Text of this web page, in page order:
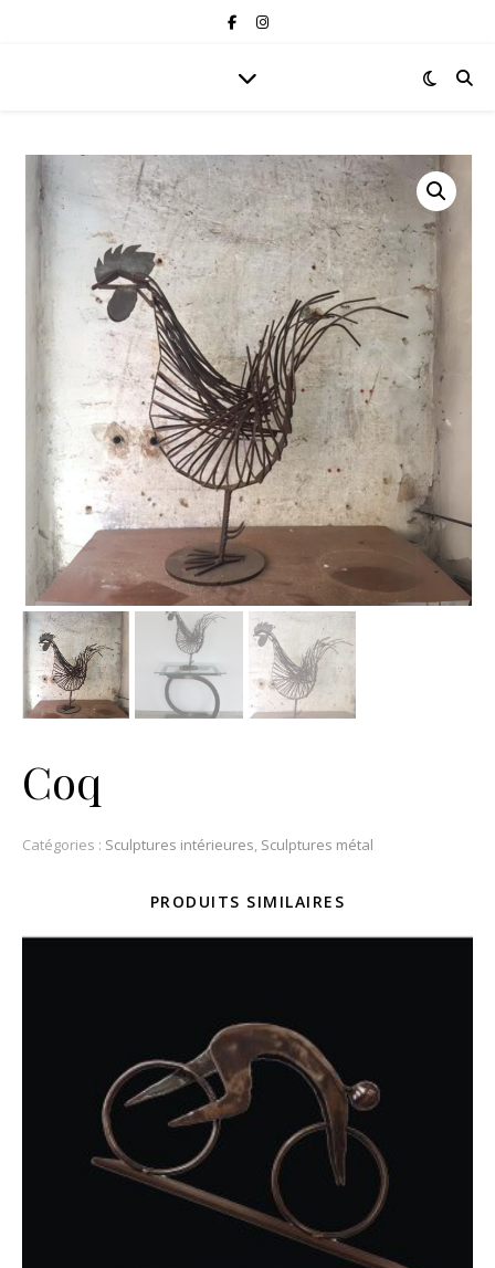
Coq
Catégories : Sculptures intérieures, Sculptures métal
PRODUITS SIMILAIRES